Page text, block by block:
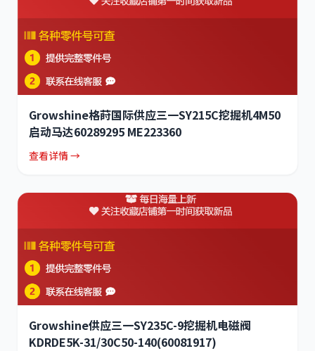
Growshine格莳国际供应三一SY215C挖掘机4M50
启动马达60289295 ME223360
查看详情 →
Growshine供应三一SY235C-9挖掘机电磁阀
KDRDE5K-31/30C50-140(60081917)